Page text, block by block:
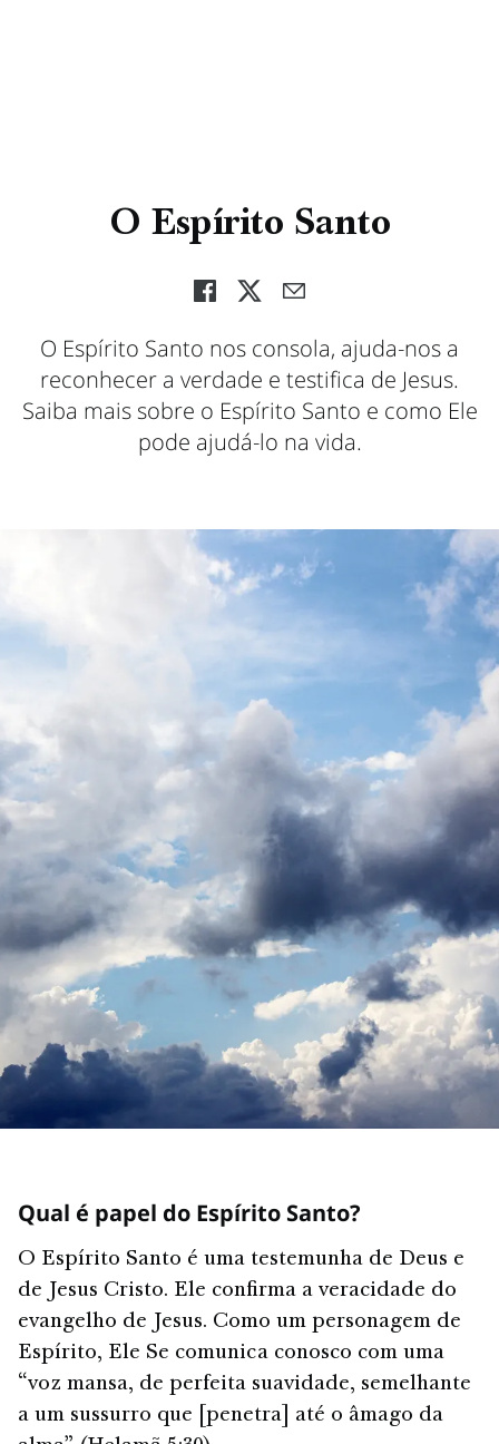
O Espírito Santo
O Espírito Santo nos consola, ajuda-nos a
reconhecer a verdade e testifica de Jesus.
Saiba mais sobre o Espírito Santo e como Ele
pode ajudá-lo na vida.
Qual é papel do Espírito Santo?
O Espírito Santo é uma testemunha de Deus e
de Jesus Cristo. Ele confirma a veracidade do
evangelho de Jesus. Como um personagem de
Espírito, Ele Se comunica conosco com uma
“voz mansa, de perfeita suavidade, semelhante
a um sussurro que [penetra] até o âmago da